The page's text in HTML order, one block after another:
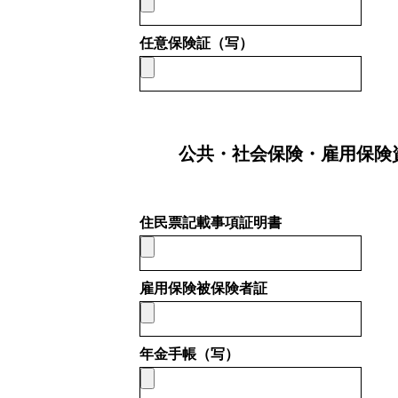
SDGs取り組み
任意保険証（写）
公共・社会保険・雇用保険
住民票記載事項証明書
雇用保険被保険者証
年金手帳（写）